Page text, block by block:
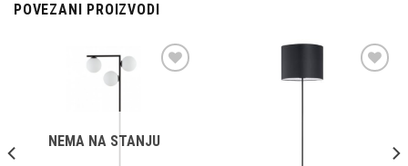
POVEZANI PROIZVODI
NEMA NA STANJU